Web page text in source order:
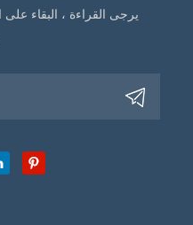
يرجى القراءة ، البقاء